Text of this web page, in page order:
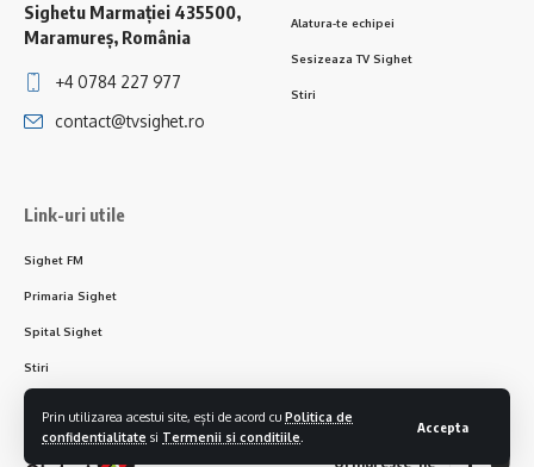
Prin utilizarea acestui site, ești de acord cu Politica de
confidentialitate si Termenii si conditiile
Accepta
Sighetu Marmației 435500,
Maramureș, România
+4 0784 227 977
contact@tvsighet.ro
Alatura-te echipei
Sesizeaza TV Sighet
Stiri
Link-uri utile
Sighet FM
Primaria Sighet
Spital Sighet
Stiri
Urmareste-ne